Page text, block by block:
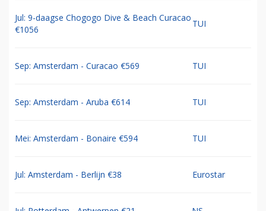
Jul: 9-daagse Chogogo Dive & Beach Curacao
€1056
TUI
Sep: Amsterdam - Curacao €569 TUI
Sep: Amsterdam - Aruba €614 TUI
Mei: Amsterdam - Bonaire €594 TUI
Jul: Amsterdam - Berlijn €38 Eurostar